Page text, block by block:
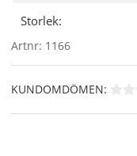
Användning
-
rengöring för en djupt
dagliga vård, såväl
Storlek:
Artnr: 1166
KUNDOMDÖMEN: